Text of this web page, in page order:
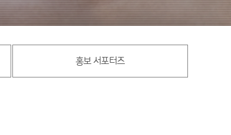
홍보 서포터즈